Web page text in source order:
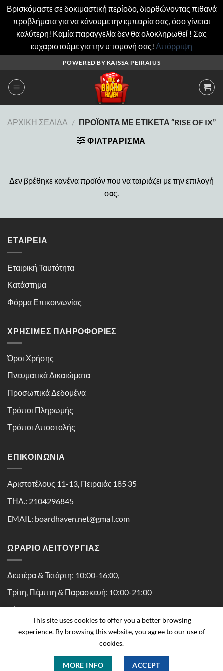
Βρισκόμαστε σε δοκιμαστική περίοδο, διορθώνοντας πιθανά
προβλήματα για να κάνουμε την εμπειρία σας, όσο γίνεται
καλύτερη! Καμία παραγγελία δεν θα ολοκληρωθεί ! Σας
ευχαριστούμε για την υπομονή σας! Απόρριψη
περιεχόμενο
POWERED BY KAISSA PEIRAIUS
ΑΡΧΙΚΉ ΣΕΛΊΔΑ / ΠΡΟΪΌΝΤΑ ΜΕ ΕΤΙΚΈΤΑ “RISE OF IX”
ΦΙΛΤΡΆΡΙΣΜΑ
Δεν βρέθηκε κανένα προϊόν που να ταιριάζει με την επιλογή
σας.
ΕΤΑΙΡΕΊΑ
Εταιρική Ταυτότητα
Κατάστημα
Φόρμα Επικοινωνίας
ΧΡΉΣΙΜΕΣ ΠΛΗΡΟΦΟΡΊΕΣ
Όροι Χρήσης
Πνευματικά Δικαιώματα
Προσωπικά Δεδομένα
Τρόποι Πληρωμής
Τρόποι Αποστολής
ΕΠΙΚΟΙΝΩΝΊΑ
Αριστοτέλους 11-13, Πειραιάς 185 35
ΤΗΛ.: 2104296845
EMAIL: boardhaven.net@gmail.com
ΩΡΑΡΙΟ ΛΕΙΤΟΥΡΓΙΑΣ
Δευτέρα & Τετάρτη: 10:00-16:00,
Τρίτη, Πέμπτη & Παρασκευή: 10:00-21:00
Σάββατο: 10:00-16:30
Copyright 2026 ©Boardhaven powered by Kaissa Peiraius
This site uses cookies to offer you a better browsing
experience. By browsing this website, you agree to our use of
cookies.
MORE INFO ACCEPT